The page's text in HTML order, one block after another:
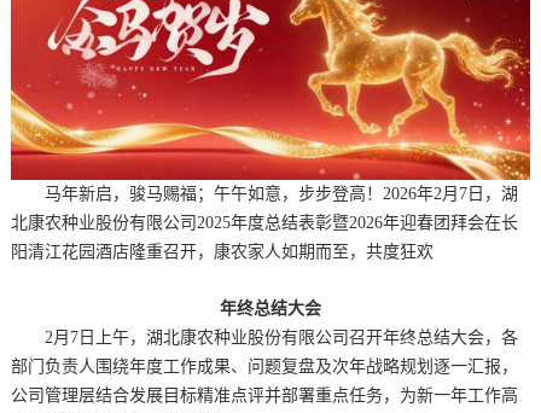
马年新启，骏马赐福；午午如意，步步登高！2026年2月7日，湖
北康农种业股份有限公司2025年度总结表彰暨2026年迎春团拜会在长
阳清江花园酒店隆重召开，康农家人如期而至，共度狂欢
年终总结大会
2月7日上午，湖北康农种业股份有限公司召开年终总结大会，各
部门负责人围绕年度工作成果、问题复盘及次年战略规划逐一汇报，
公司管理层结合发展目标精准点评并部署重点任务，为新一年工作高